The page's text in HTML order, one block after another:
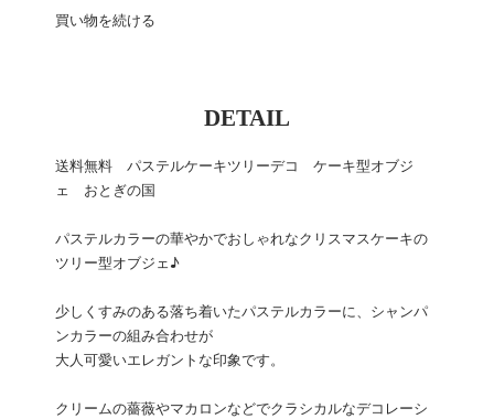
買い物を続ける
DETAIL
送料無料 パステルケーキツリーデコ ケーキ型オブジ
ェ おとぎの国
パステルカラーの華やかでおしゃれなクリスマスケーキの
ツリー型オブジェ♪
少しくすみのある落ち着いたパステルカラーに、シャンパ
ンカラーの組み合わせが
大人可愛いエレガントな印象です。
クリームの薔薇やマカロンなどでクラシカルなデコレーシ